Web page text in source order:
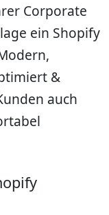
Corporate
ein Shopify
&
auch